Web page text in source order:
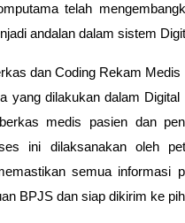
telah
andalan dalam sistem
dan Coding Rekam Medis
yang dilakukan dalam Digital
medis pasien dan
ini dilaksanakan oleh
semua informasi
BPJS dan siap dikirim ke